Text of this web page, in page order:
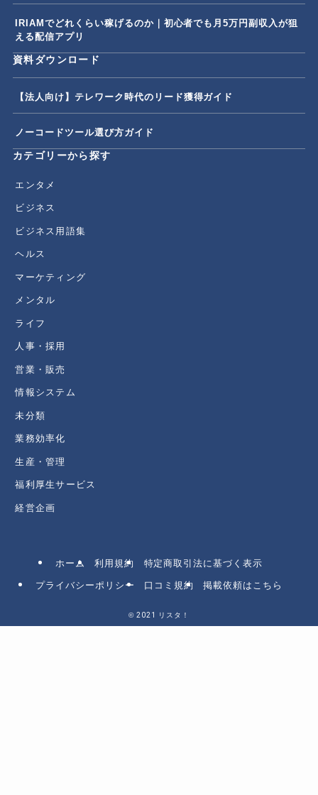
IRIAMでどれくらい稼げるのか｜初心者でも月5万円副収入が狙
える配信アプリ
資料ダウンロード
【法人向け】テレワーク時代のリード獲得ガイド
ノーコードツール選び方ガイド
カテゴリーから探す
エンタメ
ビジネス
ビジネス用語集
ヘルス
マーケティング
メンタル
ライフ
人事・採用
営業・販売
情報システム
未分類
業務効率化
生産・管理
福利厚生サービス
経営企画
ホーム 利用規約 特定商取引法に基づく表示
プライバシーポリシー 口コミ規約 掲載依頼はこちら
© 2021 リスタ！